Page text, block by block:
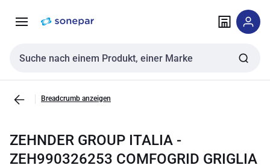
NavigationInhalt
Sucheingabe
Breadcrumb anzeigen
ZEHNDER GROUP ITALIA -
ZEH990326253 COMFOGRID GRIGLIA